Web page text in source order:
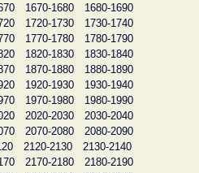
1670-1680
1680-1690
1720-1730
1730-1740
1770-1780
1780-1790
1820-1830
1830-1840
1870-1880
1880-1890
1920-1930
1930-1940
1970-1980
1980-1990
2020-2030
2030-2040
2070-2080
2080-2090
2120-2130
2130-2140
2170-2180
2180-2190